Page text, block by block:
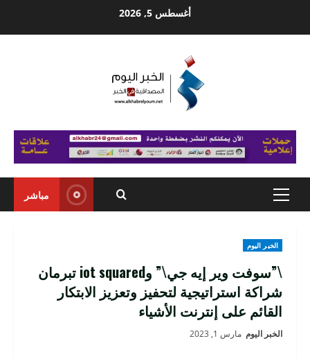
أغسطس 5, 2026
Primary
مباشر
الخبر اليوم
\”سوفت وير إيه جي\” وiot squared تبرمان
شراكة استراتيجية لتحفيز وتعزيز الابتكار
القائم على إنترنت الأشياء
الخبر اليوم مارس 1, 2023